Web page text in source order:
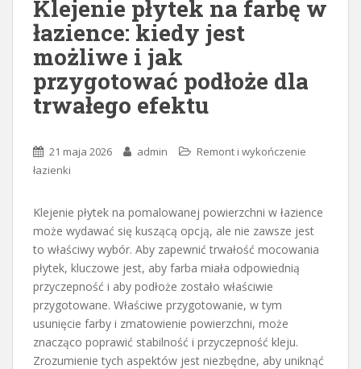
Klejenie płytek na farbę w
łazience: kiedy jest
możliwe i jak
przygotować podłoże dla
trwałego efektu
21 maja 2026 admin
Remont i wykończenie
łazienki
Klejenie płytek na pomalowanej powierzchni w łazience
może wydawać się kuszącą opcją, ale nie zawsze jest
to właściwy wybór. Aby zapewnić trwałość mocowania
płytek, kluczowe jest, aby farba miała odpowiednią
przyczepność i aby podłoże zostało właściwie
przygotowane. Właściwe przygotowanie, w tym
usunięcie farby i zmatowienie powierzchni, może
znacząco poprawić stabilność i przyczepność kleju.
Zrozumienie tych aspektów jest niezbędne, aby uniknąć